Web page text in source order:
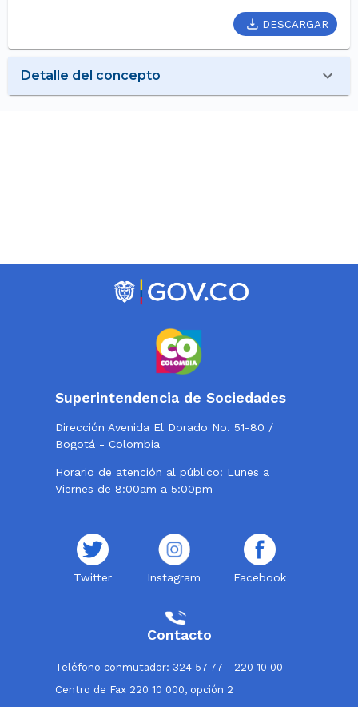
DESCARGAR
Detalle del concepto
Superintendencia de Sociedades
Dirección Avenida El Dorado No. 51-80 /
Bogotá - Colombia
Horario de atención al público: Lunes a
Viernes de 8:00am a 5:00pm
Twitter Instagram Facebook
Contacto
Teléfono conmutador: 324 57 77 - 220 10 00
Centro de Fax 220 10 000, opción 2